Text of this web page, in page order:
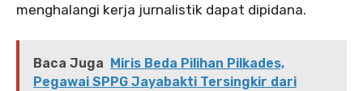
menghalangi kerja jurnalistik dapat dipidana.
Baca Juga Miris Beda Pilihan Pilkades,
Pegawai SPPG Jayabakti Tersingkir dari